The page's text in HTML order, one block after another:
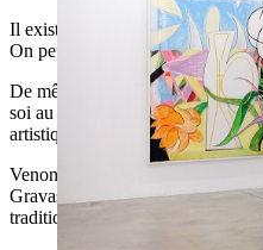
Il existe de multiples façons de
On peut jouir de ce qu’un
De même qu’il y a plusieurs
soi au monde), par
artistique, la Schöpfung, comme
Venons-en à la peinture
Gravas n’appartient qu’à elle.
tradition, incarnée sans fard par